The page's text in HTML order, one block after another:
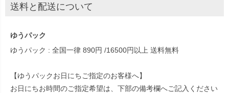
送料と配送について
ゆうパック
ゆうパック : 全国一律 890円 /16500円以上 送料無料
【ゆうパックお日にちご指定のお客様へ】
お日にちお時間のご指定希望は、下部の備考欄へご記入ください